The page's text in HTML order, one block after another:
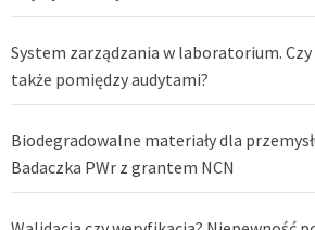
System zarządzania w laboratorium. Czy
także pomiędzy audytami?
Biodegradowalne materiały dla
Badaczka PWr z grantem NCN